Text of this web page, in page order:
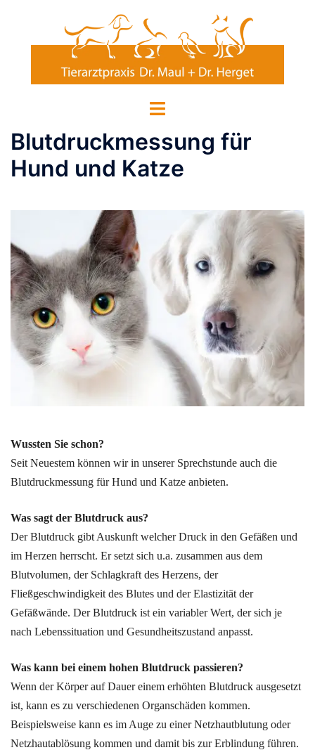
springen
Menü
Blutdruckmessung für
Hund und Katze
Wussten Sie schon?
Seit Neuestem können wir in unserer Sprechstunde auch die
Blutdruckmessung für Hund und Katze anbieten.
Was sagt der Blutdruck aus?
Der Blutdruck gibt Auskunft welcher Druck in den Gefäßen und
im Herzen herrscht. Er setzt sich u.a. zusammen aus dem
Blutvolumen, der Schlagkraft des Herzens, der
Fließgeschwindigkeit des Blutes und der Elastizität der
Gefäßwände. Der Blutdruck ist ein variabler Wert, der sich je
nach Lebenssituation und Gesundheitszustand anpasst.
Was kann bei einem hohen Blutdruck passieren?
Wenn der Körper auf Dauer einem erhöhten Blutdruck ausgesetzt
ist, kann es zu verschiedenen Organschäden kommen.
Beispielsweise kann es im Auge zu einer Netzhautblutung oder
Netzhautablösung kommen und damit bis zur Erblindung führen.